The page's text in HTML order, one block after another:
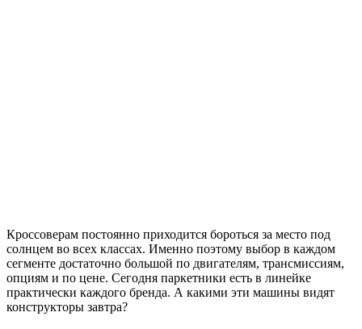
Кроссоверам постоянно приходится бороться за место под
солнцем во всех классах. Именно поэтому выбор в каждом
сегменте достаточно большой по двигателям, трансмиссиям,
опциям и по цене. Сегодня паркетники есть в линейке
практически каждого бренда. А какими эти машины видят
конструкторы завтра?